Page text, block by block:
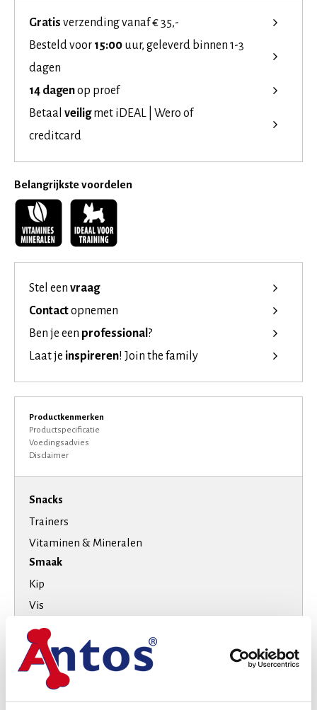
Gratis verzending vanaf € 35,-
Besteld voor 15:00 uur, geleverd binnen 1-3
dagen
14 dagenop proef
Betaal veiligmet iDEAL | Wero of
creditcard
Belangrijkste voordelen
Stel een vraag
Contactopnemen
Ben je een professional ?
Laat je inspireren! Join the family
Productkenmerken
Productspecificatie
Voedingsadvies
Disclaimer
Snacks
Trainers
Vitaminen & Mineralen
Smaak
Kip
Vis
Rund
Varken
Hondenras
Extra kleine honden